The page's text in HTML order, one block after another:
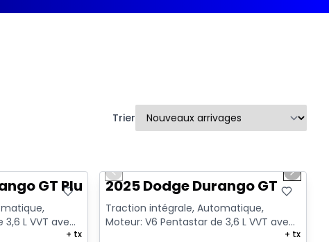
Trier
GT Plus
L VVT avec
+ tx
Previous slide
Next
2025 Dodge Durango GT
Traction intégrale, Automatique,
Moteur: V6 Pentastar de 3,6 L VVT avec
+ tx